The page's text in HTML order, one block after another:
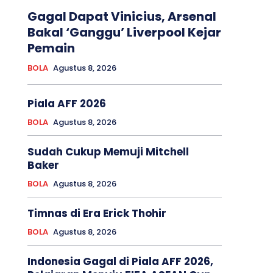
Gagal Dapat Vinicius, Arsenal
Bakal ‘Ganggu’ Liverpool Kejar
Pemain
BOLA Agustus 8, 2026
Piala AFF 2026
BOLA Agustus 8, 2026
Sudah Cukup Memuji Mitchell
Baker
BOLA Agustus 8, 2026
Timnas di Era Erick Thohir
BOLA Agustus 8, 2026
Indonesia Gagal di Piala AFF 2026,